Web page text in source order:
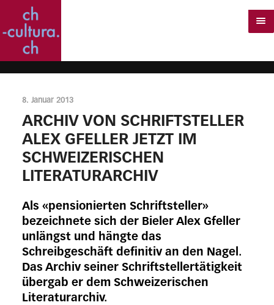
8. Januar 2013
ARCHIV VON SCHRIFTSTELLER
ALEX GFELLER JETZT IM
SCHWEIZERISCHEN
LITERATURARCHIV
Als «pensionierten Schriftsteller»
bezeichnete sich der Bieler Alex Gfeller
unlängst und hängte das
Schreibgeschäft definitiv an den Nagel.
Das Archiv seiner Schriftstellertätigkeit
übergab er dem Schweizerischen
Literaturarchiv.